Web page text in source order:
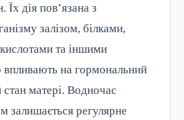
дія пов’язана з
залізом, білками,
та іншими
на гормональний
стан матері. Водночас
залишається регулярне